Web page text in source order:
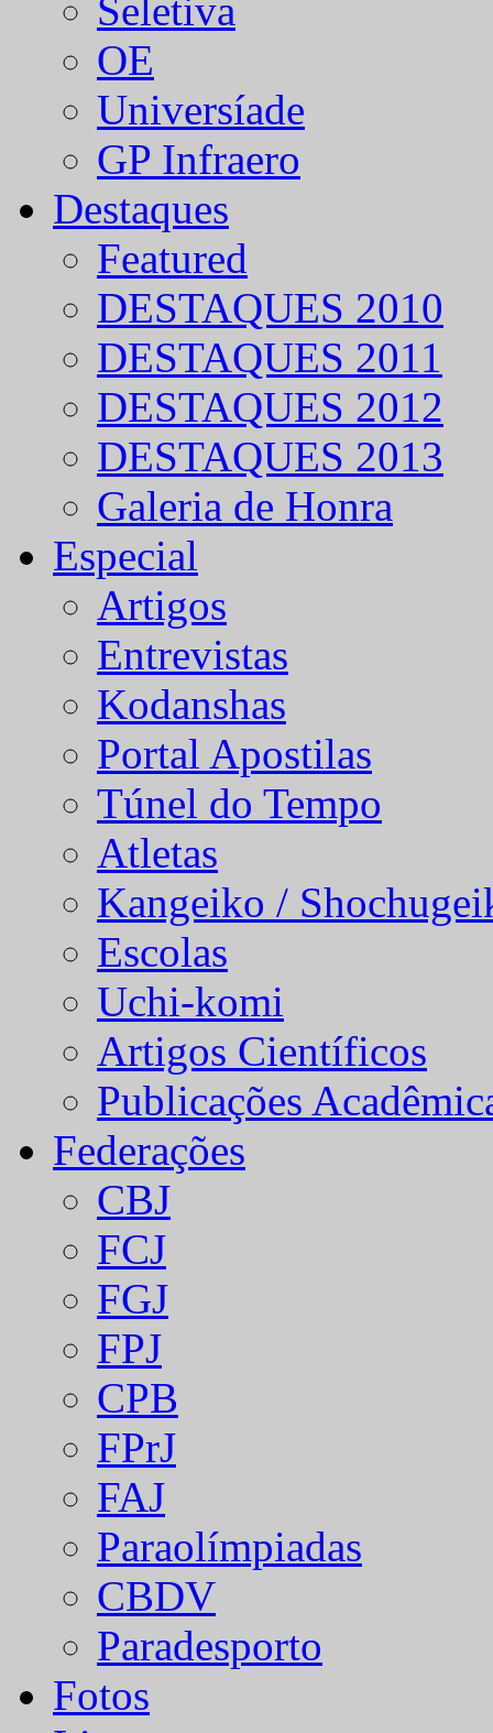
Seletiva
OE
Universíade
GP Infraero
Destaques
Featured
DESTAQUES 2010
DESTAQUES 2011
DESTAQUES 2012
DESTAQUES 2013
Galeria de Honra
Especial
Artigos
Entrevistas
Kodanshas
Portal Apostilas
Túnel do Tempo
Atletas
Kangeiko /
Escolas
Uchi-komi
Artigos Científicos
Publicações
Federações
CBJ
FCJ
FGJ
FPJ
CPB
FPrJ
FAJ
Paraolímpiadas
CBDV
Paradesporto
Fotos